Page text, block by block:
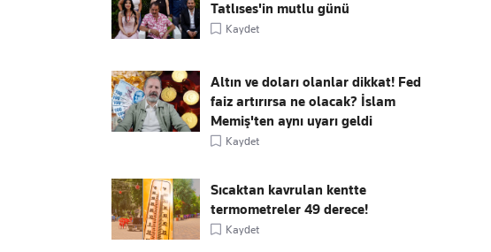
Tatlıses'in mutlu günü
Kaydet
Altın ve doları olanlar dikkat! Fed
faiz artırırsa ne olacak? İslam
Memiş'ten aynı uyarı geldi
Kaydet
Sıcaktan kavrulan kentte
termometreler 49 derece!
Kaydet